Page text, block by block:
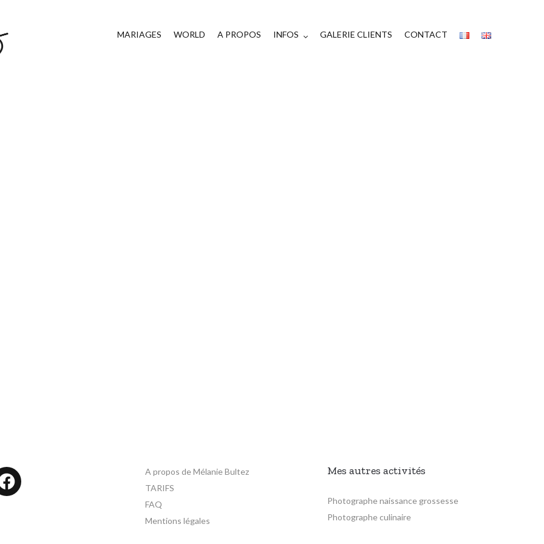
MARIAGES WORLD A PROPOS INFOS GALERIE CLIENTS CONTACT
A propos de Mélanie Bultez
TARIFS
FAQ
Mentions légales
Mes autres activités
Photographe naissance grossesse
Photographe culinaire